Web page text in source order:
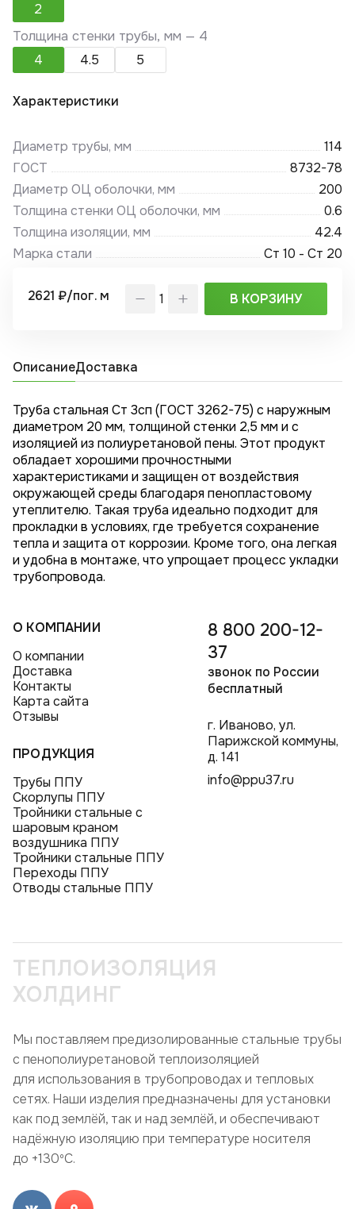
2
Толщина стенки трубы, мм — 4
4
4.5 5
Характеристики
Диаметр трубы, мм
114
ГОСТ
8732-78
Диаметр ОЦ оболочки, мм
200
Толщина стенки ОЦ оболочки, мм
0.6
Толщина изоляции, мм
42.4
Марка стали
Ст 10 - Ст 20
2621 ₽/пог. м В КОРЗИНУ
ОписаниеДоставка
Труба стальная Ст 3сп (ГОСТ 3262-75) с наружным
диаметром 20 мм, толщиной стенки 2,5 мм и с
изоляцией из полиуретановой пены. Этот продукт
обладает хорошими прочностными
характеристиками и защищен от воздействия
окружающей среды благодаря пенопластовому
утеплителю. Такая труба идеально подходит для
прокладки в условиях, где требуется сохранение
тепла и защита от коррозии. Кроме того, она легкая
и удобна в монтаже, что упрощает процесс укладки
трубопровода.
О КОМПАНИИ
О компании
Доставка
Контакты
Карта сайта
Отзывы
ПРОДУКЦИЯ
Трубы ППУ
Скорлупы ППУ
Тройники стальные с
шаровым краном
воздушника ППУ
Тройники стальные ППУ
Переходы ППУ
Отводы стальные ППУ
8 800 200-12-
37
звонок по России
бесплатный
г. Иваново, ул.
Парижской коммуны,
д. 141
info@ppu37.ru
ТЕПЛОИЗОЛЯЦИЯ
ХОЛДИНГ
Мы поставляем предизолированные стальные трубы
с пенополиуретановой теплоизоляцией
для использования в трубопроводах и тепловых
сетях. Наши изделия предназначены для установки
как под землёй, так и над землёй, и обеспечивают
надёжную изоляцию при температуре носителя
до +130ºC.